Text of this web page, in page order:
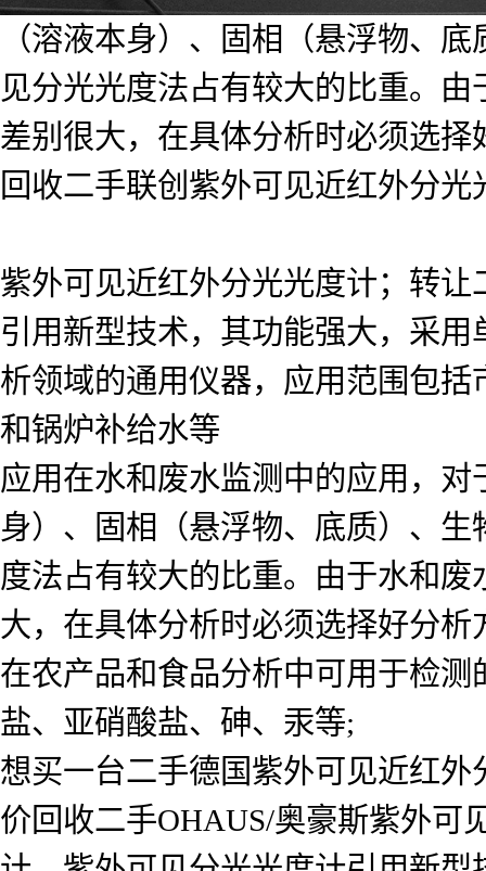
（溶液本身）、固相（悬浮物、
见分光光度法占有较大的比重。
差别很大，在具体分析时必须选
回收二手联创紫外可见近红外分
紫外可见近红外分光光度计；转
引用新型技术，其功能强大，采
析领域的通用仪器，应用范围包
和锅炉补给水等
应用在水和废水监测中的应用，
身）、固相（悬浮物、底质）、
度法占有较大的比重。由于水和
大，在具体分析时必须选择好分析
在农产品和食品分析中可用于检
盐、亚硝酸盐、砷、汞等;
想买一台二手德国紫外可见近红
价回收二手OHAUS/奥豪斯紫外可